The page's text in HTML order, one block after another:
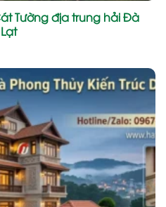
Tường địa trung hải Đà
Lạt